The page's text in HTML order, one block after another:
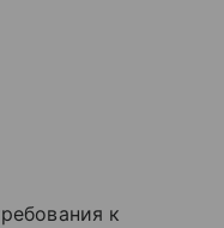
к